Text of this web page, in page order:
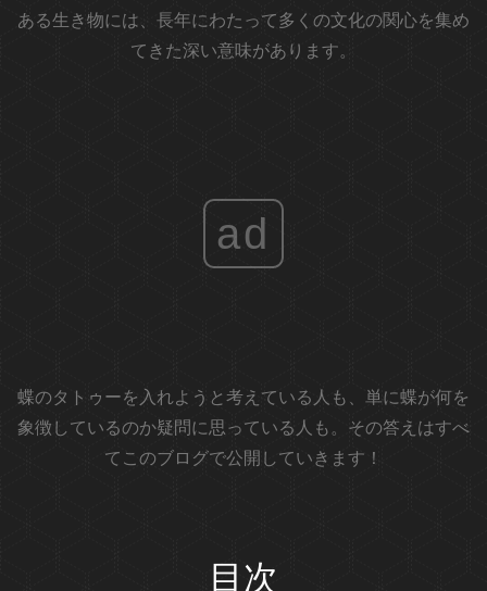
ある生き物には、長年にわたって多くの文化の関心を集め
てきた深い意味があります。
ad
蝶のタトゥーを入れようと考えている人も、単に蝶が何を
象徴しているのか疑問に思っている人も。その答えはすべ
てこのブログで公開していきます！
目次